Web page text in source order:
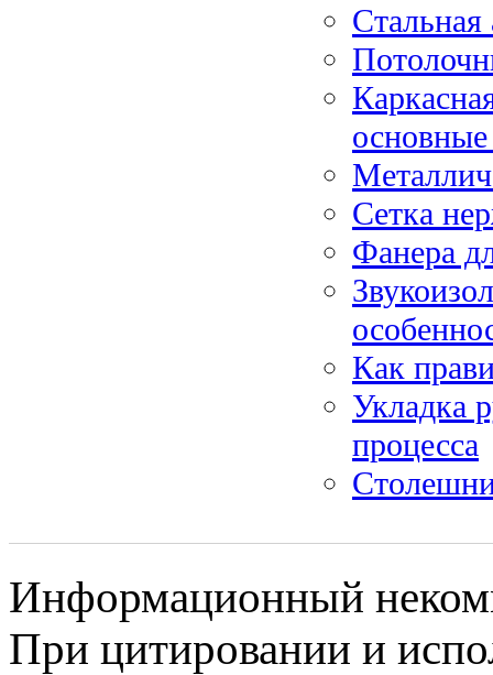
Сетка
Фанера
Как
Укладка
процесса
Информационный
При цитировании и